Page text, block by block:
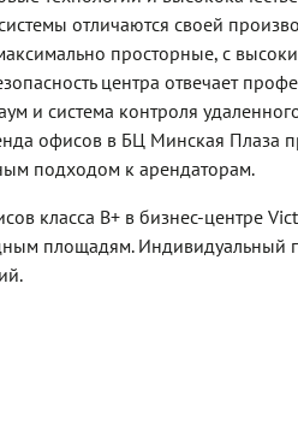
отличаются своей
просторные, с
центра отвечает
и система контроля
офисов в БЦ Минская Плаза
подходом к арендаторам.
класса B+ в бизнес-центре
площадям. Индивидуальный